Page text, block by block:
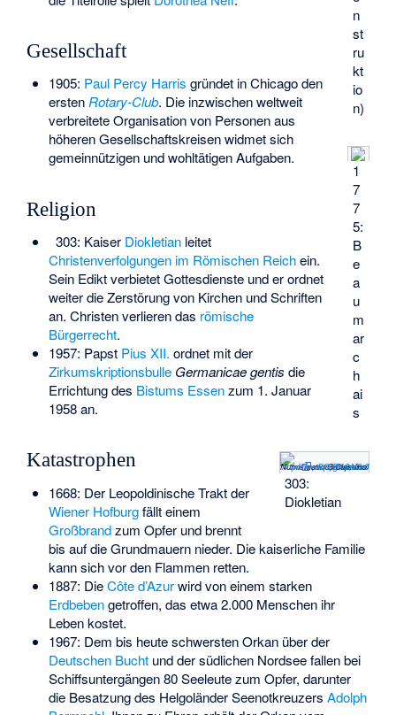
n
st
ru
kt
io
n)
1
7
7
5:
B
e
a
u
m
ar
c
h
ai
s
Gesellschaft
1905: Paul Percy Harris gründet in Chicago den
erstenRotary-Club. Die inzwischen weltweit
verbreitete Organisation von Personen aus
höheren Gesellschaftskreisen widmet sich
gemeinnützigen und wohltätigen Aufgaben.
Religion
(c) Classical Numismatic Group, Inc.
http://www.cngcoins.com ,CC BY-SA 3.0
303:
Diokletian
303: Kaiser Diokletianleitet
Christenverfolgungen im Römischen Reichein.
Sein Edikt verbietet Gottesdienste und er ordnet
weiter die Zerstörung von Kirchen und Schriften
an. Christen verlieren das römische
Bürgerrecht.
1957: Papst Pius XII. ordnet mit der
Zirkumskriptionsbulle Germanicae gentis die
Errichtung des Bistums Essenzum 1. Januar
1958 an.
Katastrophen
1668: Der Leopoldinische Trakt der
Wiener Hofburgfällt einem
Großbrandzum Opfer und brennt
bis auf die Grundmauern nieder. Die kaiserliche Familie
kann sich vor den Flammen retten.
1887: DieCôte d’Azurwird von einem starken
Erdbebengetroffen, das etwa 2.000 Menschen ihr
Leben kostet.
1967: Dem bis heute schwersten Orkan über der
Deutschen Buchtund der südlichen Nordsee fallen bei
Schiffsuntergängen 80 Seeleute zum Opfer, darunter
die Besatzung des Helgoländer Seenotkreuzers Adolph